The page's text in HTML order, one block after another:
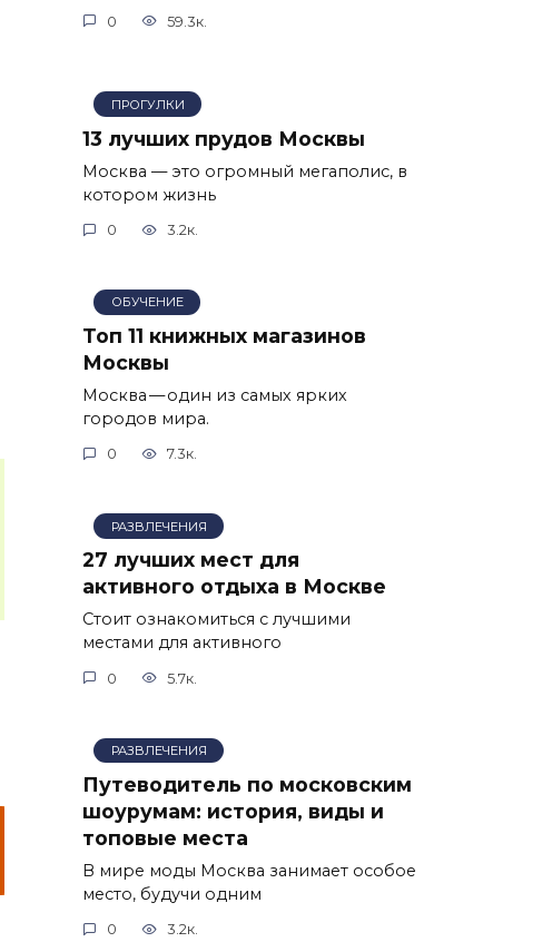
0 59.3к.
ПРОГУЛКИ
13 лучших прудов Москвы
Москва — это огромный мегаполис, в
котором жизнь
0 3.2к.
ОБУЧЕНИЕ
Топ 11 книжных магазинов
Москвы
Москва — один из самых ярких
городов мира.
0 7.3к.
РАЗВЛЕЧЕНИЯ
27 лучших мест для
активного отдыха в Москве
Стоит ознакомиться с лучшими
местами для активного
0 5.7к.
РАЗВЛЕЧЕНИЯ
Путеводитель по московским
шоурумам: история, виды и
топовые места
В мире моды Москва занимает особое
место, будучи одним
0 3.2к.